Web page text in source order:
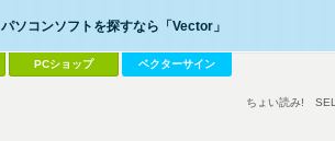
パソコンソフトを探すなら「Vector」
PCショップ ベクターサイン
ちょい読み!